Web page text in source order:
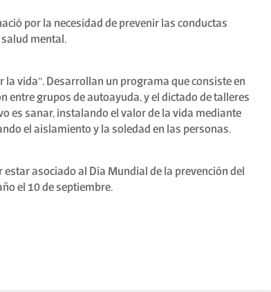
por la necesidad de prevenir las conductas
mental.
la vida”. Desarrollan un programa que consiste en
entre grupos de autoayuda, y el dictado de talleres
es sanar, instalando el valor de la vida mediante
el aislamiento y la soledad en las personas.
asociado al Día Mundial de la prevención del
el 10 de septiembre.